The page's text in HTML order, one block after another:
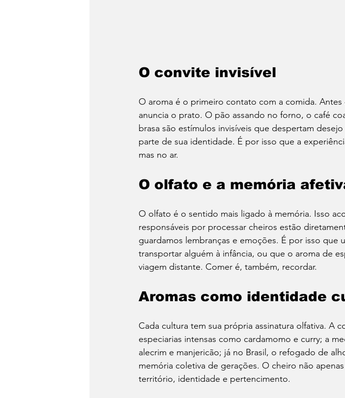
O convite invisível
O aroma é o primeiro contato com a comida.
anuncia o prato. O pão assando no forno, o café
brasa são estímulos invisíveis que despertam
parte de sua identidade. É por isso que a
mas no ar.
O olfato e a memória
O olfato é o sentido mais ligado à memória. Isso
responsáveis por processar cheiros estão
guardamos lembranças e emoções. É por isso que
transportar alguém à infância, ou que o aroma de
viagem distante. Comer é, também, recordar.
Aromas como identidade
Cada cultura tem sua própria assinatura olfativa. A
especiarias intensas como cardamomo e curry; a
alecrim e manjericão; já no Brasil, o refogado de
memória coletiva de gerações. O cheiro não
território, identidade e pertencimento.